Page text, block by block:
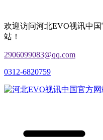
欢迎访问河北EVO视讯中
站！
2906099083@qq.com
0312-6820759